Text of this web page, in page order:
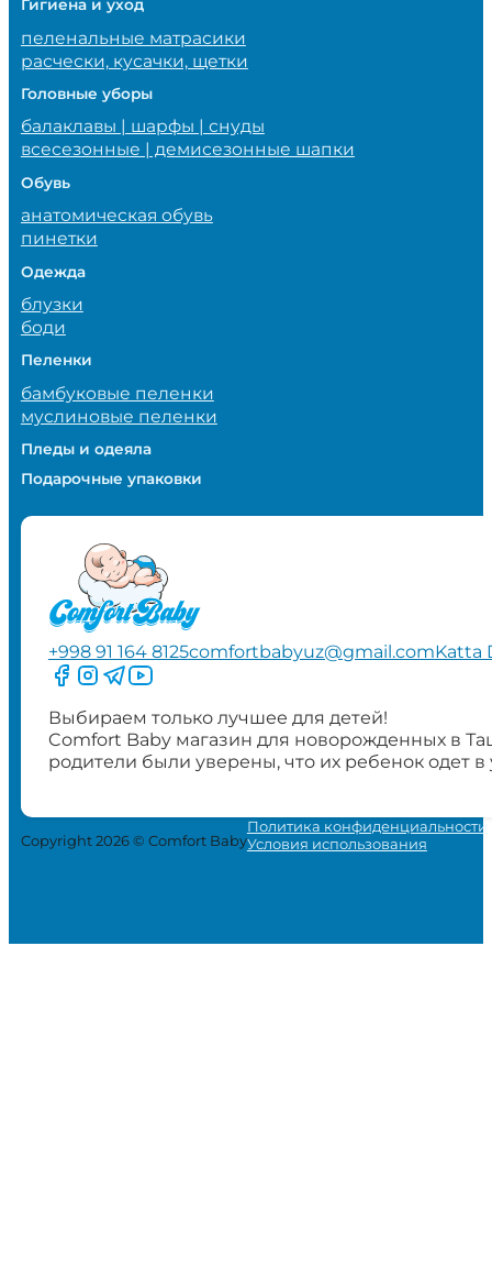
Гигиена и уход
пеленальные матрасики
расчески, кусачки, щетки
Головные уборы
балаклавы | шарфы | снуды
всесезонные | демисезонные шапки
Обувь
анатомическая обувь
пинетки
Одежда
блузки
боди
Пеленки
бамбуковые пеленки
муслиновые пеленки
Пледы и одеяла
Подарочные упаковки
+998 91 164 8125comfortbabyuz@gmail.comKatta
Следите за нами на Facebook
Следите за нами в Instagram
Следите за нами в Telegram
Следите за нами в YouTube
Выбираем только лучшее для детей!
Comfort Baby магазин для новорожденных в
родители были уверены, что их ребенок одет
Copyright 2026 © Comfort Baby
Политика конфиденциальности
Условия использования